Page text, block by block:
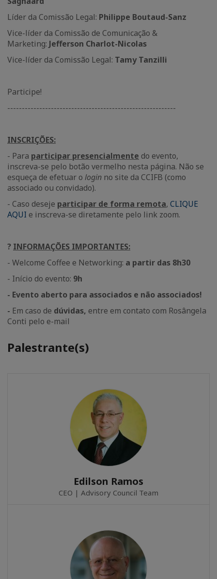
Líder da Comissão Legal: Philippe Boutaud-Sanz
Vice-líder da Comissão de Comunicação &
Marketing: Jefferson Charlot-Nicolas
Vice-líder da Comissão Legal: Tamy Tanzilli
Participe!
----------------------------------------------------------
INSCRIÇÕES:
- Para participar presencialmente do evento,
inscreva-se pelo botão vermelho nesta página. Não se
esqueça de efetuar o login no site da CCIFB (como
associado ou convidado).
- Caso deseje participar de forma remota, CLIQUE
AQUI e inscreva-se diretamente pelo link zoom.
? INFORMAÇÕES IMPORTANTES:
- Welcome Coffee e Networking: a partir das 8h30
- Início do evento: 9h
- Evento aberto para associados e não associados!
- Em caso de dúvidas, entre em contato com Rosângela
Conti pelo e-mail
Palestrante(s)
Edilson Ramos
CEO | Advisory Council Team